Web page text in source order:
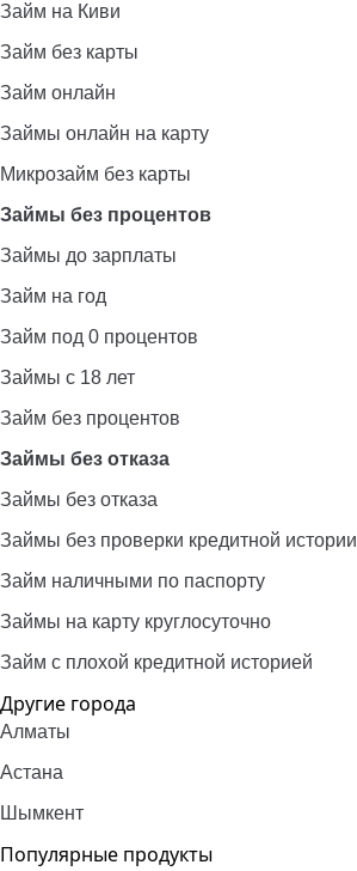
Займ на Киви
Займ без карты
Займ онлайн
Займы онлайн на карту
Микрозайм без карты
Займы без процентов
Займы до зарплаты
Займ на год
Займ под 0 процентов
Займы с 18 лет
Займ без процентов
Займы без отказа
Займы без отказа
Займы без проверки кредитной истории
Займ наличными по паспорту
Займы на карту круглосуточно
Займ с плохой кредитной историей
Другие города
Алматы
Астана
Шымкент
Популярные продукты